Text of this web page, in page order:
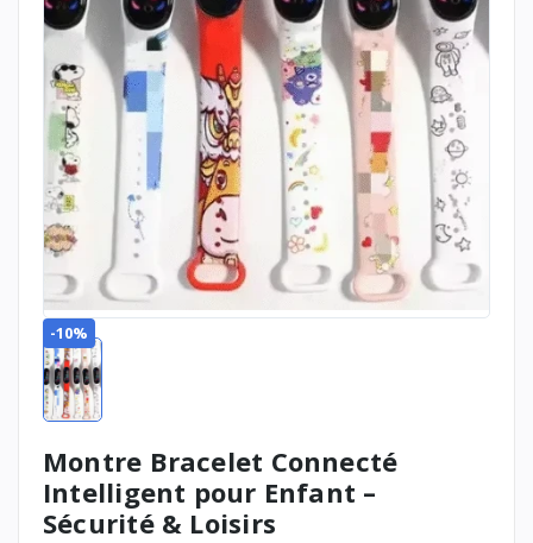
-10%
Montre Bracelet Connecté
Intelligent pour Enfant –
Sécurité & Loisirs